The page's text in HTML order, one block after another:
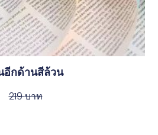
อีกด้านสีล้วน
219บาท